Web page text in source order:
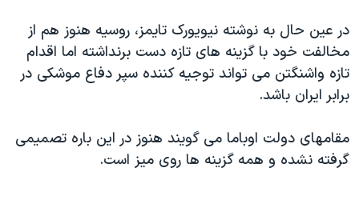
در عین حال به نوشته نیویورک تایمز، روسیه هنوز هم از
مخالفت خود با گزینه های تازه دست برنداشته اما اقدام
تازه واشنگتن می تواند توجیه کننده سپر دفاع موشکی در
برابر ایران باشد.
مقامهای دولت اوباما می گویند هنوز در این باره تصمیمی
گرفته نشده و همه گزینه ها روی میز است.